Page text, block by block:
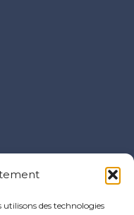
utilisons des technologies